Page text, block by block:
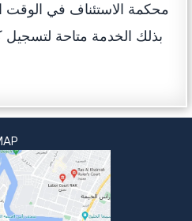
محكمة الاستئناف في الوقت
بذلك الخدمة متاحة لتسجيل